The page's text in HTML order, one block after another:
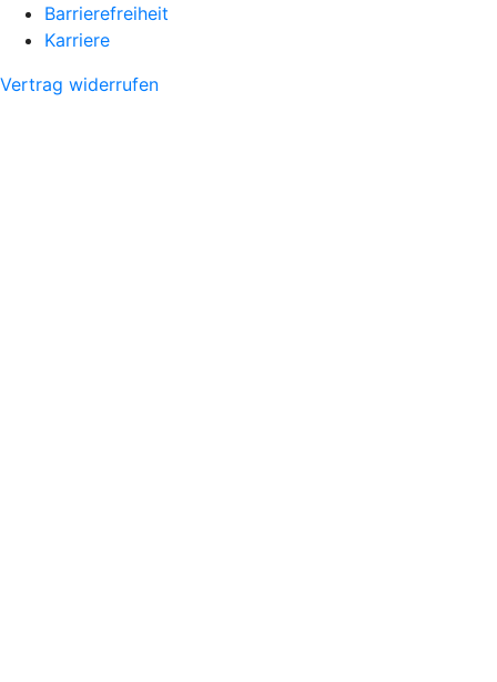
Barrierefreiheit
Karriere
Vertrag widerrufen